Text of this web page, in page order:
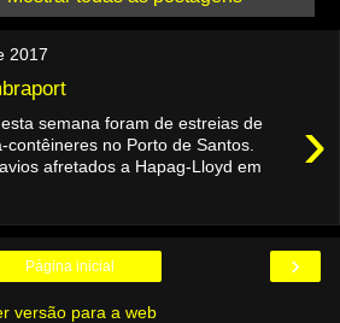
2017
›
semana foram de estreias de
contêineres no Porto de Santos.
afretados a Hapag-Lloyd em
›
Página inicial
versão para a web